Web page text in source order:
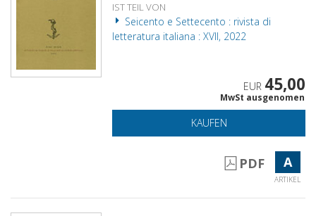
IST TEIL VON
Seicento e Settecento : rivista di
letteratura italiana : XVII, 2022
EUR 45,00
MwSt ausgenomen
KAUFEN
PDF A
ARTIKEL